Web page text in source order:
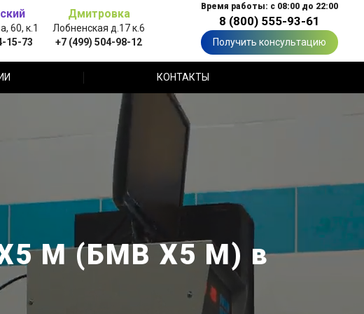
60, к.1
15-73
Дмитровка
Лобненская д.17 к.6
+7 (499) 504-98-12
Время работы: с 08:00 до 22:00
8 (800) 555-93-61
Получить консультацию
КОНТАКТЫ
M (БМВ X5 M) в